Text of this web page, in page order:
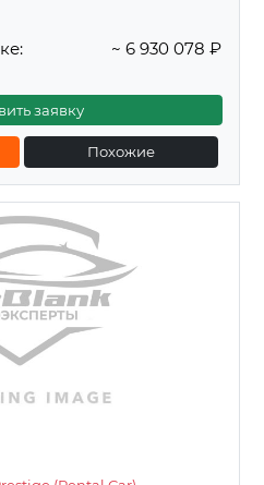
~ 6 930 078 ₽
заявку
Похожие